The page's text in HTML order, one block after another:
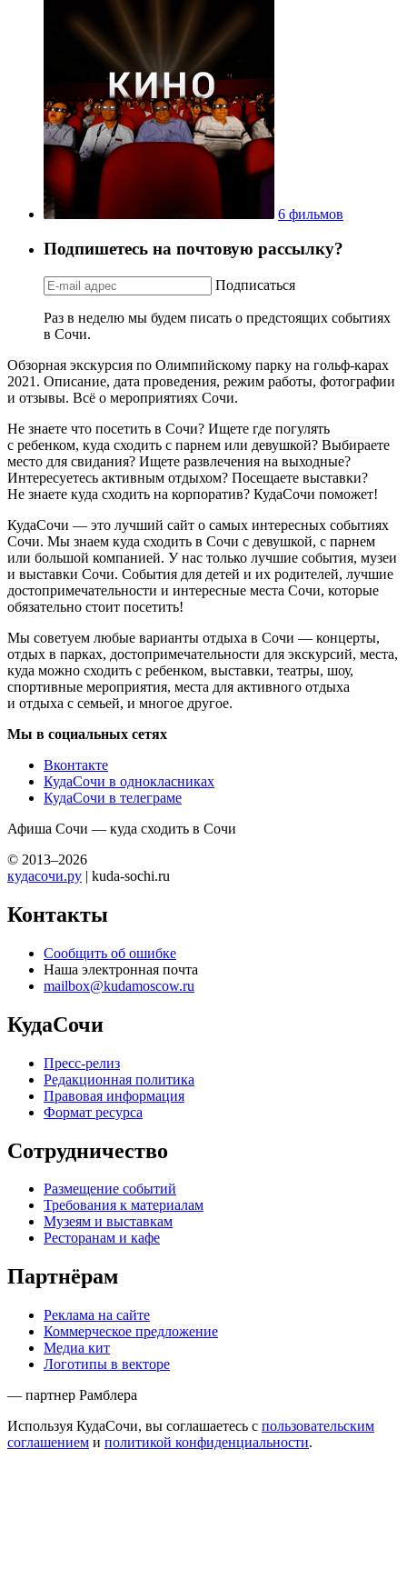
6 фильмов
Подпишетесь на почтовую рассылку?
Подписаться
Раз в неделю мы будем писать о предстоящих событиях
в Сочи.
Обзорная экскурсия по Олимпийскому парку на гольф-карах
2021. Описание, дата проведения, режим работы, фотографии
и отзывы. Всё о мероприятиях Сочи.
Не знаете что посетить в Сочи? Ищете где погулять
с ребенком, куда сходить с парнем или девушкой? Выбираете
место для свидания? Ищете развлечения на выходные?
Интересуетесь активным отдыхом? Посещаете выставки?
Не знаете куда сходить на корпоратив? КудаСочи поможет!
КудаСочи — это лучший сайт о самых интересных событиях
Сочи. Мы знаем куда сходить в Сочи с девушкой, с парнем
или большой компанией. У нас только лучшие события, музеи
и выставки Сочи. События для детей и их родителей, лучшие
достопримечательности и интересные места Сочи, которые
обязательно стоит посетить!
Мы советуем любые варианты отдыха в Сочи — концерты,
отдых в парках, достопримечательности для экскурсий, места,
куда можно сходить с ребенком, выставки, театры, шоу,
спортивные мероприятия, места для активного отдыха
и отдыха с семьей, и многое другое.
Мы в социальных сетях
Вконтакте
КудаСочи в однокласниках
КудаСочи в телеграме
Афиша Сочи — куда сходить в Сочи
© 2013–2026
кудасочи.ру | kuda-sochi.ru
Контакты
Сообщить об ошибке
Наша электронная почта
mailbox@kudamoscow.ru
КудаСочи
Пресс-релиз
Редакционная политика
Правовая информация
Формат ресурса
Сотрудничество
Размещение событий
Требования к материалам
Музеям и выставкам
Ресторанам и кафе
Партнёрам
Реклама на сайте
Коммерческое предложение
Медиа кит
Логотипы в векторе
— партнер Рамблера
Используя КудаСочи, вы соглашаетесь с пользовательским
соглашением и политикой конфиденциальности.